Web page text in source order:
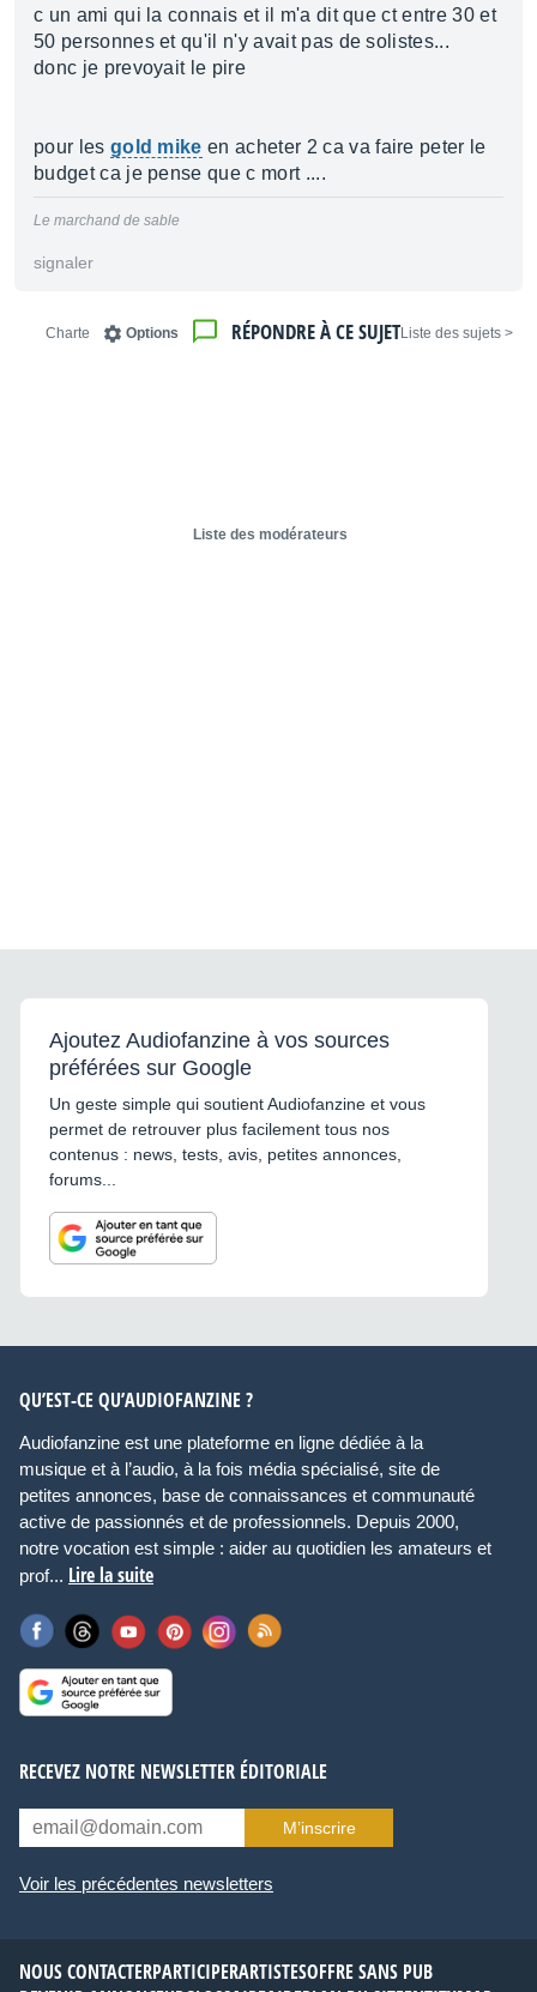
c un ami qui la connais et il m'a dit que ct entre 30 et
50 personnes et qu'il n'y avait pas de solistes...
donc je prevoyait le pire
pour les gold mike en acheter 2 ca va faire peter le
budget ca je pense que c mort ....
Le marchand de sable
signaler
< Liste des sujets
RÉPONDRE À CE SUJET
Options
Charte
Liste des modérateurs
Ajoutez Audiofanzine à vos sources
préférées sur Google
Un geste simple qui soutient Audiofanzine et vous
permet de retrouver plus facilement tous nos
contenus : news, tests, avis, petites annonces,
forums...
QU’EST-CE QU’AUDIOFANZINE ?
Audiofanzine est une plateforme en ligne dédiée à la
musique et à l’audio, à la fois média spécialisé, site de
petites annonces, base de connaissances et communauté
active de passionnés et de professionnels. Depuis 2000,
notre vocation est simple : aider au quotidien les amateurs et
prof... Lire la suite
RECEVEZ NOTRE NEWSLETTER ÉDITORIALE
M’inscrire
Voir les précédentes newsletters
NOUS CONTACTERPARTICIPERARTISTESOFFRE SANS PUB